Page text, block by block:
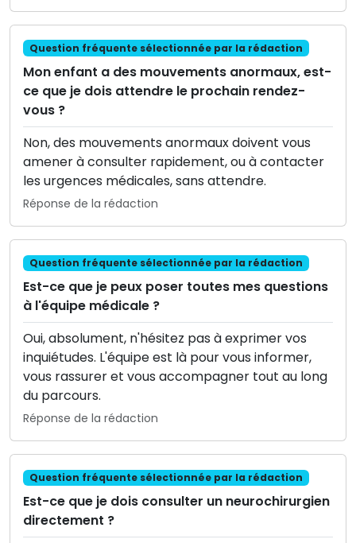
Question fréquente sélectionnée par la rédaction
Mon enfant a des mouvements anormaux, est-
ce que je dois attendre le prochain rendez-
vous ?
Non, des mouvements anormaux doivent vous
amener à consulter rapidement, ou à contacter
les urgences médicales, sans attendre.
Réponse de la rédaction
Question fréquente sélectionnée par la rédaction
Est-ce que je peux poser toutes mes questions
à l'équipe médicale ?
Oui, absolument, n'hésitez pas à exprimer vos
inquiétudes. L'équipe est là pour vous informer,
vous rassurer et vous accompagner tout au long
du parcours.
Réponse de la rédaction
Question fréquente sélectionnée par la rédaction
Est-ce que je dois consulter un neurochirurgien
directement ?